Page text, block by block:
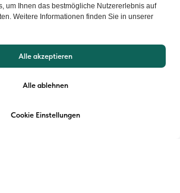
um Ihnen das bestmögliche Nutzererlebnis auf
Weitere Informationen finden Sie in unserer
Alle akzeptieren
Alle ablehnen
Cookie Einstellungen